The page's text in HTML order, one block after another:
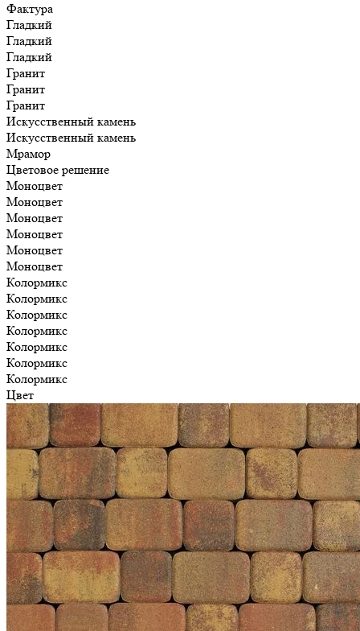
Фактура
Гладкий
Гладкий
Гладкий
Гранит
Гранит
Гранит
Искусственный камень
Искусственный камень
Мрамор
Цветовое решение
Моноцвет
Моноцвет
Моноцвет
Моноцвет
Моноцвет
Моноцвет
Колормикс
Колормикс
Колормикс
Колормикс
Колормикс
Колормикс
Колормикс
Цвет